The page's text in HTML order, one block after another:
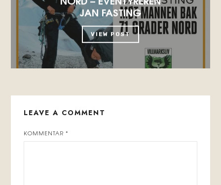
JAN FASTING
VIEW POST
LEAVE A COMMENT
KOMMENTAR*